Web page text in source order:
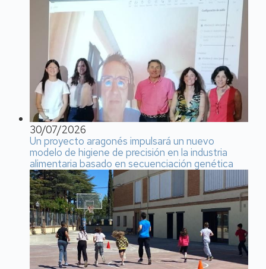
30/07/2026
Un proyecto aragonés impulsará un nuevo
modelo de higiene de precisión en la industria
alimentaria basado en secuenciación genética